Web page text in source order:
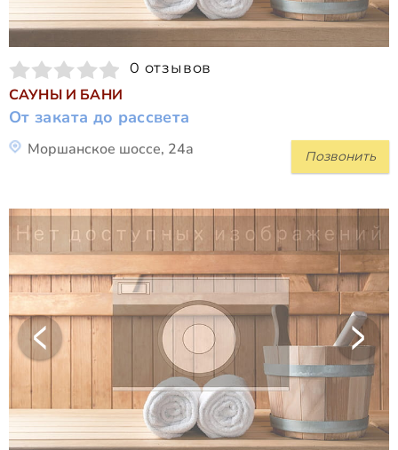
0 отзывов
САУНЫ И БАНИ
От заката до рассвета
Позвонить
Моршанское шоссе, 24а